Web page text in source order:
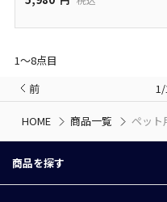
1〜8点目
前
1/
HOME 商品一覧 ペット
商品を探す